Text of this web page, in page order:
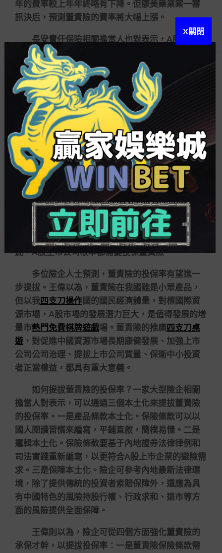
年的費率較上年年終略有下降。但康美藥業案一審
訊決后，預測董責險的費率將大幅上漲。
長安責任保險相關擔當人也對表示，A股上市公
司的董責險費率較低，僅為1%左右。而中概股董責
險的費率一般會到達15%左右，高者可達30%至
40%。跟著康美藥業案的發酵，A股上市公司董責險
的費率預測會上升。
統計后發明，本年第四季度以來，已披露董責
險投保策劃的31家上市公司中，保費預算普遍在50
萬元年高下波動。與之比擬，富滿微和迪威迅披露
的買入策劃中，保費支出策劃不過份80萬元年，預
算相對更高。
投保率有望進一步提拔
長安責任保險相關擔當人通知，上市公司屬于
公共公司，涉及信息披露行為，在信披方面或多或
少都存在對中小股東信息披露不對稱的場合，因
此，A股上市公司根本都需要投保董責險。
多位險企人士預測，董責險的投保率有望進一
步提拔。王偉以為，董責險在我國雖是小眾產品，
但以我四支刀操作國的國民經濟體量，對標國際資
源市場，A股市場的發展潛力巨大，是值得發展的增
量市熱門免費棋牌遊戲場。董責險的推廣四支刀桌
遊 ，對促進中國資源市場長期康健發展、加強上市
公司公司治理、提拔上市公司質量、保衛中小投資
者正當權益，都具有重大意義。
如何提拔董責險的投保率？一家大型險企相關
擔當人對表示，可以通過三個本土化來提拔董責險
的投保率。一是產品條款本土化。保險條款可以以
國人閱讀習慣來編寫，平鋪直敘，簡樸易懂。二是
邏輯本土化。保險條款要基于內地證券法律律例和
司法實踐重新編寫，以更符合A股上市企業的避險需
求。三是保障本土化。險企可參考內地最新法律環
境，除了提供傳統的投資者索賠保障外，還應為具
有中國特色的風險持股行權、行政求和、退市等方
面的風險提供全面保障。
王偉則以為，險企可從四個方面強化董責險的
承保才幹，以提拔投保率：一是董責險保險條款需
X關閉